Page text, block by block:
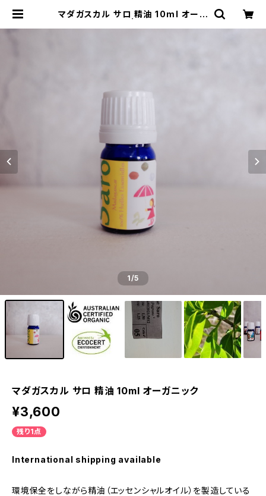
マダガスカル サロ 精油 10ml オーガ
1/5
マダガスカル サロ 精油 10ml オーガニック
¥3,600
残り1点
International shipping available
環境保全をしながら精油（エッセンシャルオイル）を製造している